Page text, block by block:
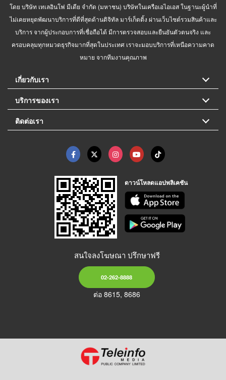
โดย บริษัท เทเลอินโฟ มีเดีย จำกัด (มหาชน) บริษัทในเครือเอไอเอส ในฐานะผู้นำที่
ไม่เคยหยุดพัฒนาบริการที่ดีที่สุดด้านดิจิทัล มาร์เก็ตติ้ง ผ่านเว็บไซต์รวมสินค้าและ
บริการ จากผู้ประกอบการที่เชื่อถือได้ มีการตรวจสอบและยืนยันตัวตนจริง และ
ครอบคลุมทุกหมวดธุรกิจมากที่สุดในประเทศ เราจะมอบบริการที่เหนือความคาด
หมาย จากทีมงานคุณภาพ
เกี่ยวกับเรา
บริการของเรา
ติดต่อเรา
ดาวน์โหลดแอปพลิเคชัน
สนใจลงโฆษณา ปรึกษาฟรี
02-262-8888
ต่อ 8615, 8686